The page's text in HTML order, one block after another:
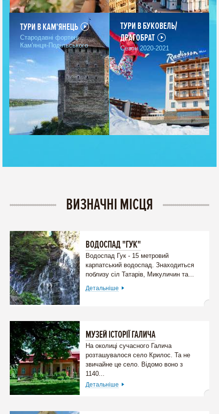
широкий спектр послуг, що дозволяє отримувати найбільш
комфортні умови в поїздках і подорожах по Карпатах.
перевірені підрядники;
ТУРИ В КАМ'ЯНЕЦЬ
Стародавні фортеці
Кам'янця-Подільського
ТУРИ В БУКОВЕЛЬ/
ДРАГОБРАТ
Сезон 2020-2021
ВИЗНАЧНІ МІСЦЯ
ВОДОСПАД "ГУК"
Водоспад Гук - 15 метровий
карпатський водоспад. Знаходиться
поблизу сіл Татарів, Микуличин та...
Детальніше
МУЗЕЙ ІСТОРІЇ ГАЛИЧА
На околиці сучасного Галича
розташувалося село Крилос. Та не
звичайне це село. Відомо воно з
1140...
Детальніше